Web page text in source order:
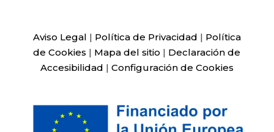
Aviso Legal | Política de Privacidad | Política
de Cookies | Mapa del sitio | Declaración de
Accesibilidad | Configuración de Cookies